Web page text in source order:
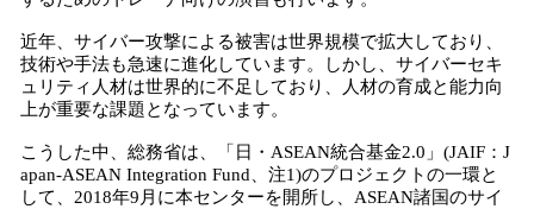
近年、サイバー攻撃による被害は世界規模で拡大しており、
技術や手法も急速に進化しています。しかし、サイバーセキ
ュリティ人材は世界的に不足しており、人材の育成と能力向
上が重要な課題となっています。
こうした中、総務省は、「日・ASEAN統合基金2.0」(JAIF：J
apan-ASEAN Integration Fund、注1)のプロジェクトの一環と
して、2018年9月に本センターを開所し、ASEAN諸国のサイ